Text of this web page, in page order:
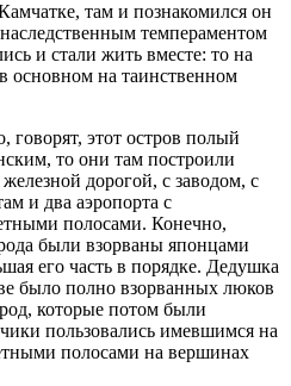
там и познакомился он
темпераментом
и стали жить вместе: то на
основном на таинственном
говорят, этот остров полый
то они там построили
дорогой, с заводом, с
и два аэропорта с
полосами. Конечно,
были взорваны японцами
его часть в порядке. Дедушка
было полно взорванных люков
которые потом были
пользовались имевшимся на
полосами на вершинах